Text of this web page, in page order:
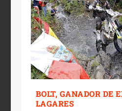
BOLT, GANADOR DE
LAGARES